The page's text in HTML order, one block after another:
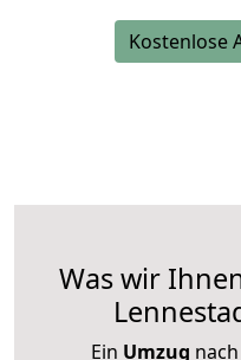
Kostenlose
Was wir
Ein Umzug